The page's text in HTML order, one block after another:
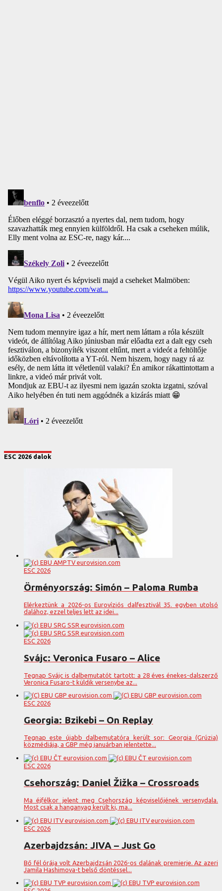
ESC 2026 dalok
ESC 2026
Örményország: Simón – Paloma Rumba
Elérkeztünk a 2026-os Eurovíziós dalfesztivál 35. egyben utolsó
dalához, ezzel teljes lett az idei...
ESC 2026
Svájc: Veronica Fusaro – Alice
Tegnap Svájc is dalbemutatót tartott: a 28 éves énekes-dalszerző
Veronica Fusaro-t küldik versenybe az...
ESC 2026
Georgia: Bzikebi – On Replay
Tegnap este újabb dalbemutatóra került sor: Georgia (Grúzia)
közmédiája, a GBP még januárban jelentette...
ESC 2026
Csehország: Daniel Žižka – Crossroads
Ma éjfélkor jelent meg Csehország képviselőjének versenydala.
Most csak a hanganyag került ki, ma...
ESC 2026
Azerbajdzsán: JIVA – Just Go
Bő fél órája volt Azerbajdzsán 2026-os dalának premierje. Az azeri
Jamila Hashimova-t belső döntéssel...